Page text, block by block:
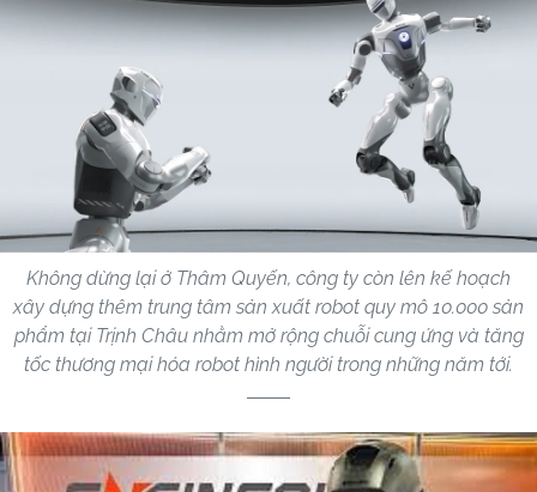
Không dừng lại ở Thâm Quyến, công ty còn lên kế hoạch
xây dựng thêm trung tâm sản xuất robot quy mô 10.000 sản
phẩm tại Trịnh Châu nhằm mở rộng chuỗi cung ứng và tăng
tốc thương mại hóa robot hình người trong những năm tới.